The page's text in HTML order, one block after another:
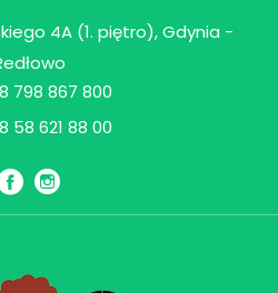
4A (1. piętro), Gdynia -
798 867 800
58 621 88 00
Facebook
Instagram